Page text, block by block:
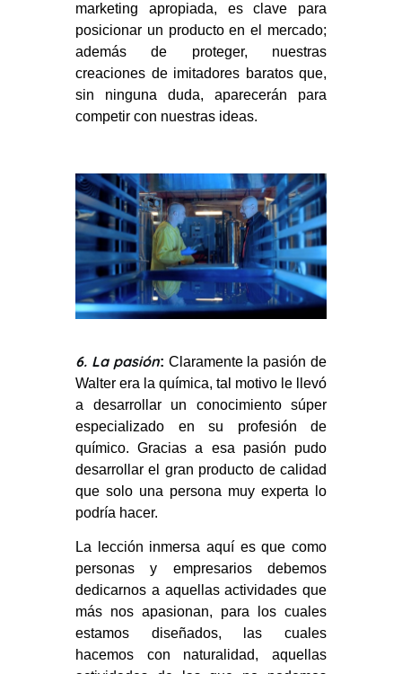
marketing apropiada, es clave para
posicionar un producto en el mercado;
además de proteger, nuestras
creaciones de imitadores baratos que,
sin ninguna duda, aparecerán para
competir con nuestras ideas.
6. La pasión: Claramente la pasión de
Walter era la química, tal motivo le llevó
a desarrollar un conocimiento súper
especializado en su profesión de
químico. Gracias a esa pasión pudo
desarrollar el gran producto de calidad
que solo una persona muy experta lo
podría hacer.
La lección inmersa aquí es que como
personas y empresarios debemos
dedicarnos a aquellas actividades que
más nos apasionan, para los cuales
estamos diseñados, las cuales
hacemos con naturalidad, aquellas